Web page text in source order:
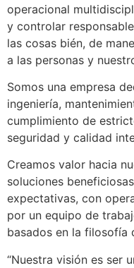
operacional
y controlar
las cosas bién, de
a las personas y
Somos una empresa
ingeniería,
cumplimiento de
seguridad y calidad
Creamos valor hacia
soluciones
expectativas, con
por un equipo de
basados en la filosofía
“Nuestra visión es ser